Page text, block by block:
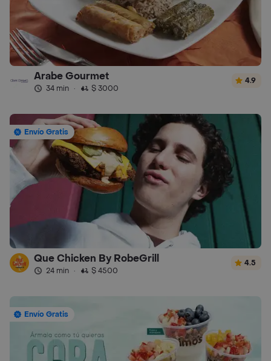
Arabe Gourmet
34 min · $ 3000
4.9
Envío Gratis
Que Chicken By RobeGrill
24 min · $ 4500
4.5
Envío Gratis